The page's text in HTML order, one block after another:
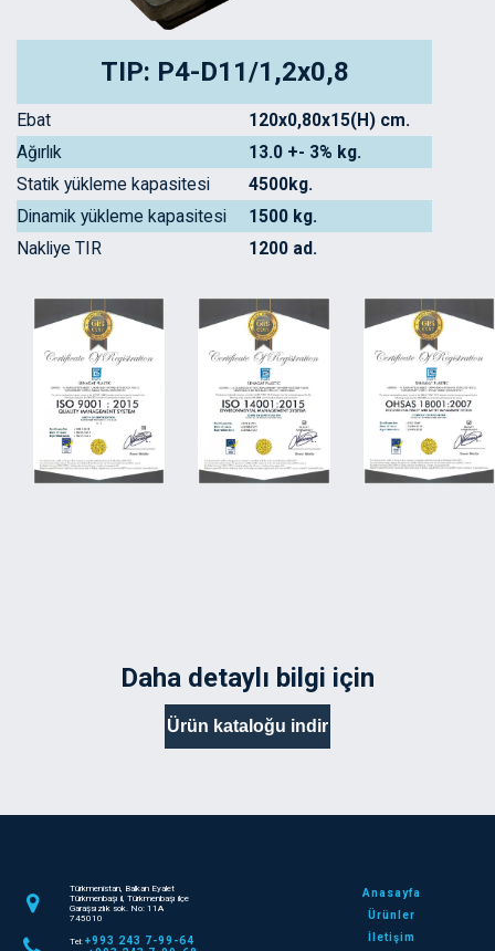
TIP: P4-D11/1,2x0,8
Ebat
120x0,80x15(H) cm.
Ağırlık
13.0 +- 3% kg.
Statik yükleme kapasitesi
4500kg.
Dinamik yükleme kapasitesi
1500 kg.
Nakliye TIR
1200 ad.
Daha detaylı bilgi için
Ürün kataloğu indir
Türkmenistan, Balkan Eyalet
Türkmenbaşı il, Türkmenbaşı ilçe
Garaşsızlık sok. No: 11A
745010
Tel: +993 243 7-99-64
Anasayfa
Ürünler
İletişim